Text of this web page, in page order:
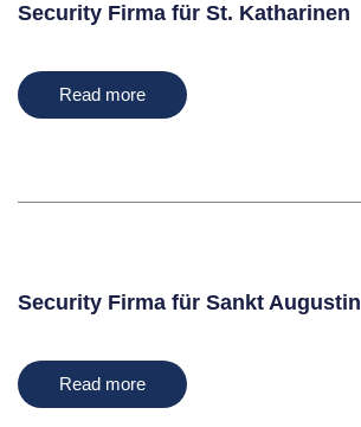
Security Firma für St. Katharinen
Read more
Security Firma für Sankt Augustin
Read more